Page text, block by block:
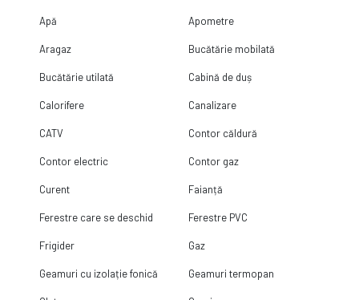
Apă Apometre
Aragaz Bucătărie mobilată
Bucătărie utilată Cabină de duș
Calorifere Canalizare
CATV Contor căldură
Contor electric Contor gaz
Curent Faianță
Ferestre care se deschid Ferestre PVC
Frigider Gaz
Geamuri cu izolație fonică Geamuri termopan